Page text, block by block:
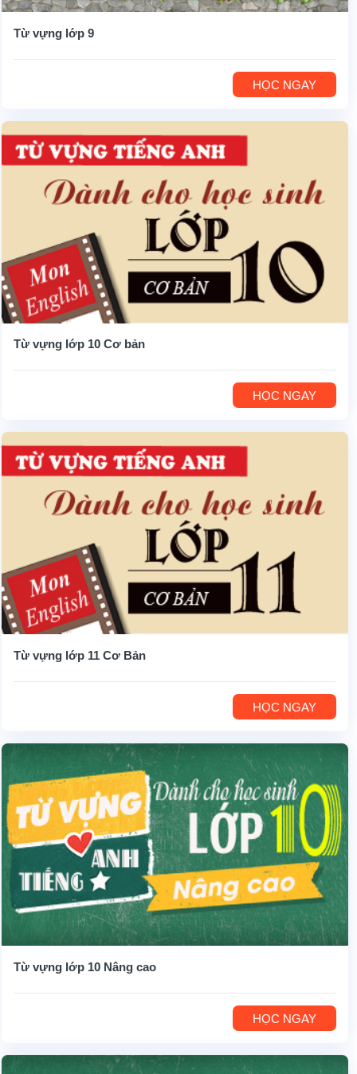
Từ vựng lớp 9
HỌC NGAY
Từ vựng lớp 10 Cơ bản
HỌC NGAY
Từ vựng lớp 11 Cơ Bản
HỌC NGAY
Từ vựng lớp 10 Nâng cao
HỌC NGAY